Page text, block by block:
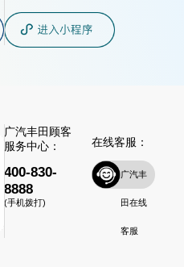
广汽丰田顾客
服务中心：
400-830-
8888
(手机拨打)
在线客服：
广汽丰
田在线
客服